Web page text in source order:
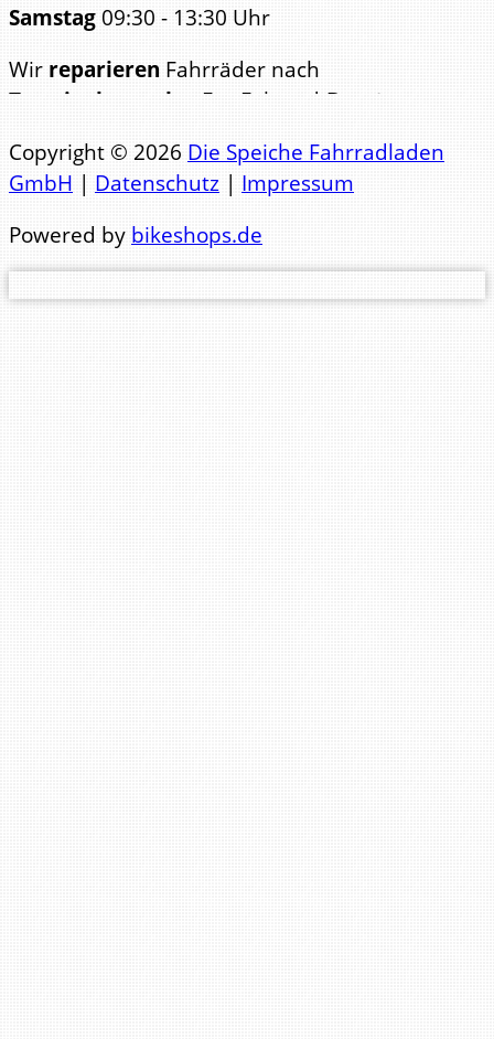
Samstag 09:30 - 13:30 Uhr
Wir reparieren Fahrräder nach
Terminabsprache
. Für Fahrrad- Beratungen
Telefon Werkstatt: 0441 83471
Copyright © 2026 Die Speiche Fahrradladen
GmbH | Datenschutz | Impressum
Powered by bikeshops.de